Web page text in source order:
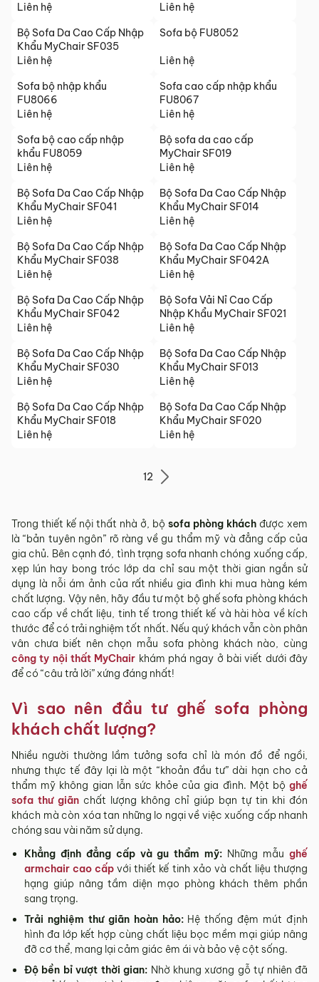
Liên hệ
Liên hệ
Bộ Sofa Da Cao Cấp Nhập
Khẩu MyChair SF035
Liên hệ
Sofa bộ FU8052
Liên hệ
Sofa bộ nhập khẩu
FU8066
Liên hệ
Sofa cao cấp nhập khẩu
FU8067
Liên hệ
Sofa bộ cao cấp nhập
khẩu FU8059
Liên hệ
Bộ sofa da cao cấp
MyChair SF019
Liên hệ
Bộ Sofa Da Cao Cấp Nhập
Khẩu MyChair SF041
Liên hệ
Bộ Sofa Da Cao Cấp Nhập
Khẩu MyChair SF014
Liên hệ
Bộ Sofa Da Cao Cấp Nhập
Khẩu MyChair SF038
Liên hệ
Bộ Sofa Da Cao Cấp Nhập
Khẩu MyChair SF042A
Liên hệ
Bộ Sofa Da Cao Cấp Nhập
Khẩu MyChair SF042
Liên hệ
Bộ Sofa Vải Nỉ Cao Cấp
Nhập Khẩu MyChair SF021
Liên hệ
Bộ Sofa Da Cao Cấp Nhập
Khẩu MyChair SF030
Liên hệ
Bộ Sofa Da Cao Cấp Nhập
Khẩu MyChair SF013
Liên hệ
Bộ Sofa Da Cao Cấp Nhập
Khẩu MyChair SF018
Liên hệ
Bộ Sofa Da Cao Cấp Nhập
Khẩu MyChair SF020
Liên hệ
12
Trong thiết kế nội thất nhà ở, bộ sofa phòng khách được xem
là “bản tuyên ngôn” rõ ràng về gu thẩm mỹ và đẳng cấp của
gia chủ. Bên cạnh đó, tình trạng sofa nhanh chóng xuống cấp,
xẹp lún hay bong tróc lớp da chỉ sau một thời gian ngắn sử
dụng là nỗi ám ảnh của rất nhiều gia đình khi mua hàng kém
chất lượng. Vậy nên, hãy đầu tư một bộ ghế sofa phòng khách
cao cấp về chất liệu, tinh tế trong thiết kế và hài hòa về kích
thước để có trải nghiệm tốt nhất. Nếu quý khách vẫn còn phân
vân chưa biết nên chọn mẫu sofa phòng khách nào, cùng
công ty nội thất MyChair khám phá ngay ở bài viết dưới đây
để có “câu trả lời” xứng đáng nhất!
Vì sao nên đầu tư ghế sofa phòng
khách chất lượng?
Nhiều người thường lầm tưởng sofa chỉ là món đồ để ngồi,
nhưng thực tế đây lại là một “khoản đầu tư” dài hạn cho cả
thẩm mỹ không gian lẫn sức khỏe của gia đình. Một bộ ghế
sofa thư giãn chất lượng không chỉ giúp bạn tự tin khi đón
khách mà còn xóa tan những lo ngại về việc xuống cấp nhanh
chóng sau vài năm sử dụng.
Khẳng định đẳng cấp và gu thẩm mỹ: Những mẫughế
armchair cao cấp với thiết kế tinh xảo và chất liệu thượng
hạng giúp nâng tầm diện mạo phòng khách thêm phần
sang trọng.
Trải nghiệm thư giãn hoàn hảo: Hệ thống đệm mút định
hình đa lớp kết hợp cùng chất liệu bọc mềm mại giúp nâng
đỡ cơ thể, mang lại cảm giác êm ái và bảo vệ cột sống.
Độ bền bỉ vượt thời gian: Nhờ khung xương gỗ tự nhiên đã